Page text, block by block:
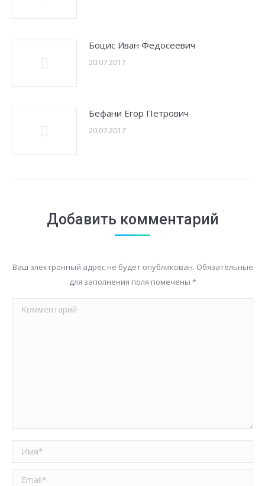
Боцис Иван Федосеевич
20.07.2017
Бефани Егор Петрович
20.07.2017
Добавить комментарий
Ваш электронный адрес не будет опубликован. Обязательные
для заполнения поля помечены *
Комментарий
Имя *
Email *